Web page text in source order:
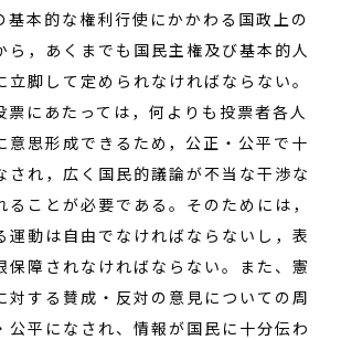
基本的な権利行使にかかわる国政上の
ら，あくまでも国民主権及び基本的人
脚して定められなければならない。
票にあたっては，何よりも投票者各人
意思形成できるため，公正・公平で十
され，広く国民的議論が不当な干渉な
ることが必要である。そのためには，
運動は自由でなければならないし，表
保障されなければならない。また、憲
対する賛成・反対の意見についての周
公平になされ、情報が国民に十分伝わ